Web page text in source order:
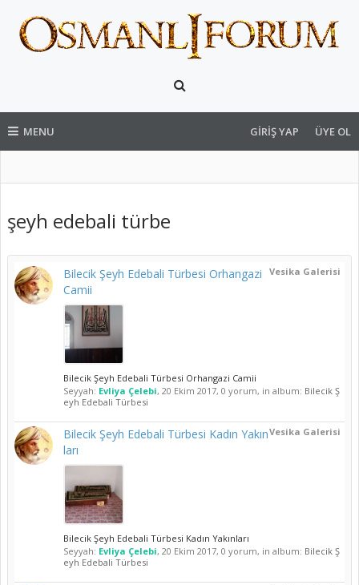
MENU GIRIŞ YAP ÜYE OL
şeyh edebali türbe
Vesika Galerisi
Bilecik Şeyh Edebali Türbesi Orhangazi
Camii
Bilecik Şeyh Edebali Türbesi Orhangazi Camii
Seyyah: Evliya Çelebi, 20 Ekim 2017, 0 yorum, in album: Bilecik Ş
eyh Edebali Türbesi
Vesika Galerisi
Bilecik Şeyh Edebali Türbesi Kadın Yakın
ları
Bilecik Şeyh Edebali Türbesi Kadın Yakınları
Seyyah: Evliya Çelebi, 20 Ekim 2017, 0 yorum, in album: Bilecik Ş
eyh Edebali Türbesi